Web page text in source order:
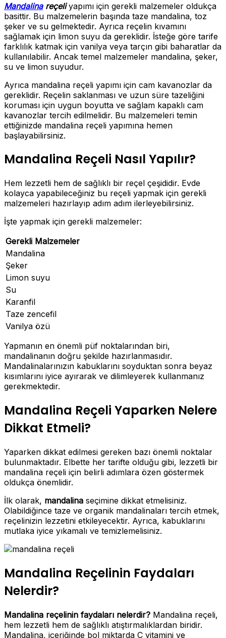
Mandalinareçeliyapımı için gerekli malzemeler oldukça
basittir. Bu malzemelerin başında taze mandalina, toz
şeker ve su gelmektedir. Ayrıca reçelin kıvamını
sağlamak için limon suyu da gereklidir. İsteğe göre tarife
farklılık katmak için vanilya veya tarçın gibi baharatlar da
kullanılabilir. Ancak temel malzemeler mandalina, şeker,
su ve limon suyudur.
Ayrıca mandalina reçeli yapımı için cam kavanozlar da
gereklidir. Reçelin saklanması ve uzun süre tazeliğini
koruması için uygun boyutta ve sağlam kapaklı cam
kavanozlar tercih edilmelidir. Bu malzemeleri temin
ettiğinizde mandalina reçeli yapımına hemen
başlayabilirsiniz.
Mandalina Reçeli Nasıl Yapılır?
Hem lezzetli hem de sağlıklı bir reçel çeşididir. Evde
kolayca yapabileceğiniz bu reçeli yapmak için gerekli
malzemeleri hazırlayıp adım adım ilerleyebilirsiniz.
İşte yapmak için gerekli malzemeler:
Gerekli Malzemeler
Mandalina
Şeker
Limon suyu
Su
Karanfil
Taze zencefil
Vanilya özü
Yapmanın en önemli püf noktalarından biri,
mandalinanın doğru şekilde hazırlanmasıdır.
Mandalinalarınızın kabuklarını soyduktan sonra beyaz
kısımlarını iyice ayırarak ve dilimleyerek kullanmanız
gerekmektedir.
Mandalina Reçeli Yaparken Nelere
Dikkat Etmeli?
Yaparken dikkat edilmesi gereken bazı önemli noktalar
bulunmaktadır. Elbette her tarifte olduğu gibi, lezzetli bir
mandalina reçeli için belirli adımlara özen göstermek
oldukça önemlidir.
İlk olarak, mandalina seçimine dikkat etmelisiniz.
Olabildiğince taze ve organik mandalinaları tercih etmek,
reçelinizin lezzetini etkileyecektir. Ayrıca, kabuklarını
mutlaka iyice yıkamalı ve temizlemelisiniz.
Mandalina Reçelinin Faydaları
Nelerdir?
Mandalina reçelinin faydaları nelerdir? Mandalina reçeli,
hem lezzetli hem de sağlıklı atıştırmalıklardan biridir.
Mandalina, içeriğinde bol miktarda C vitamini ve